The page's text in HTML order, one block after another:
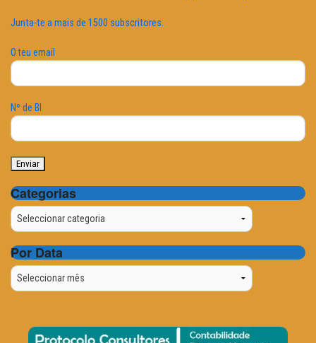
Junta-te a mais de 1500 subscritores.
O teu email
Nº de BI
Categorias
Categorias
Por Data
Por
Data